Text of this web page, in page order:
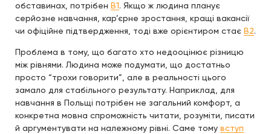
обставинах, потрібен B1. Якщо ж людина планує
серйозне навчання, кар’єрне зростання, кращі вакансії
чи офіційне підтвердження, тоді вже орієнтиром стає B2.
Проблема в тому, що багато хто недооцінює різницю
між рівнями. Людина може подумати, що достатньо
просто “трохи говорити”, але в реальності цього
замало для стабільного результату. Наприклад, для
навчання в Польщі потрібен не загальний комфорт, а
конкретна мовна спроможність читати, розуміти, писати
й аргументувати на належному рівні. Саме тому вступ